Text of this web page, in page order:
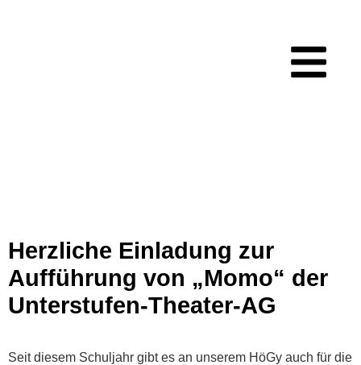
Herzliche Einladung zur
Aufführung von „Momo“ der
Unterstufen-Theater-AG
Seit diesem Schuljahr gibt es an unserem HöGy auch für die